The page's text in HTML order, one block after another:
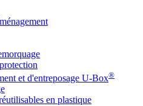
et d'entreposage U-Box®
en plastique